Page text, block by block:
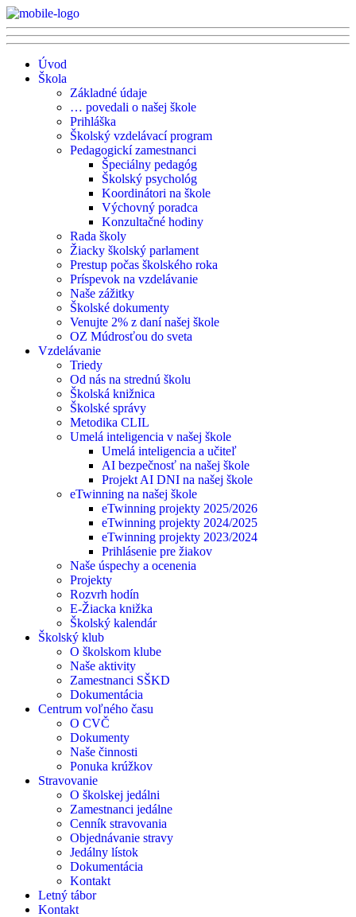
Úvod
Škola
Základné údaje
… povedali o našej škole
Prihláška
Školský vzdelávací program
Pedagogickí zamestnanci
Špeciálny pedagóg
Školský psychológ
Koordinátori na škole
Výchovný poradca
Konzultačné hodiny
Rada školy
Žiacky školský parlament
Prestup počas školského roka
Príspevok na vzdelávanie
Naše zážitky
Školské dokumenty
Venujte 2% z daní našej škole
OZ Múdrosťou do sveta
Vzdelávanie
Triedy
Od nás na strednú školu
Školská knižnica
Školské správy
Metodika CLIL
Umelá inteligencia v našej škole
Umelá inteligencia a učiteľ
AI bezpečnosť na našej škole
Projekt AI DNI na našej škole
eTwinning na našej škole
eTwinning projekty 2025/2026
eTwinning projekty 2024/2025
eTwinning projekty 2023/2024
Prihlásenie pre žiakov
Naše úspechy a ocenenia
Projekty
Rozvrh hodín
E-Žiacka knižka
Školský kalendár
Školský klub
O školskom klube
Naše aktivity
Zamestnanci SŠKD
Dokumentácia
Centrum voľného času
O CVČ
Dokumenty
Naše činnosti
Ponuka krúžkov
Stravovanie
O školskej jedálni
Zamestnanci jedálne
Cenník stravovania
Objednávanie stravy
Jedálny lístok
Dokumentácia
Kontakt
Letný tábor
Kontakt